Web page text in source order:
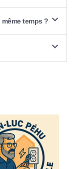
temps ?